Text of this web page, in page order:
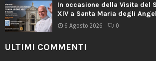
In occasione della Visita del
XIV a Santa Maria degli
6 Agosto 2026 0
ULTIMI COMMENTI